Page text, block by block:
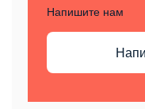
Напишите нам